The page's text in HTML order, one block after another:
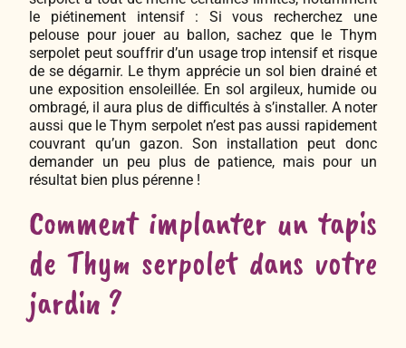
le piétinement intensif : Si vous recherchez une
pelouse pour jouer au ballon, sachez que le Thym
serpolet peut souffrir d’un usage trop intensif et risque
de se dégarnir. Le thym apprécie un sol bien drainé et
une exposition ensoleillée. En sol argileux, humide ou
ombragé, il aura plus de difficultés à s’installer. A noter
aussi que le Thym serpolet n’est pas aussi rapidement
couvrant qu’un gazon. Son installation peut donc
demander un peu plus de patience, mais pour un
résultat bien plus pérenne !
Comment implanter un tapis
de Thym serpolet dans votre
jardin ?